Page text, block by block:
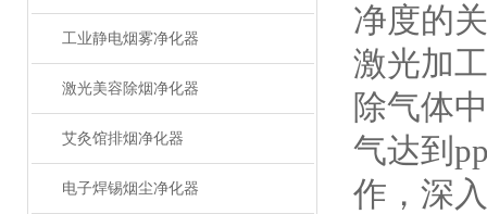
工业静电烟雾净化器
激光美容除烟净化器
艾灸馆排烟净化器
电子焊锡烟尘净化器
净度的
激光加
除气体
气达到
作，深